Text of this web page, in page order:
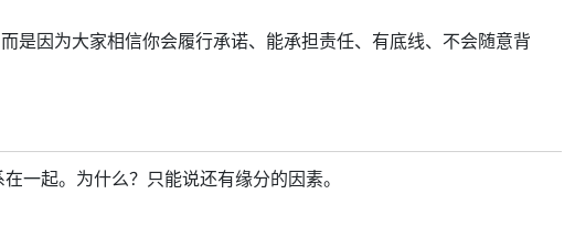
是因为大家相信你会履行承诺、能承担责任、有底线、不会随意背
一起。为什么？只能说还有缘分的因素。